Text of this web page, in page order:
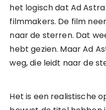
het logisch dat Ad
filmmakers. De film
naar de sterren. Dat
hebt gezien. Maar Ad
weg, die leidt naar de
Het is een realistische